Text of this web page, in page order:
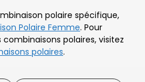
polaire spécifique,
Polaire Femme. Pour
combinaisons polaires, visitez
polaires.